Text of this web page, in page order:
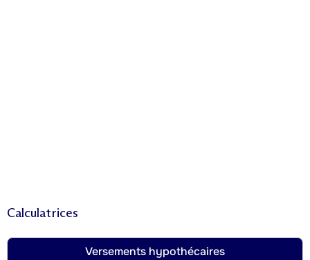
Calculatrices
Versements hypothécaires